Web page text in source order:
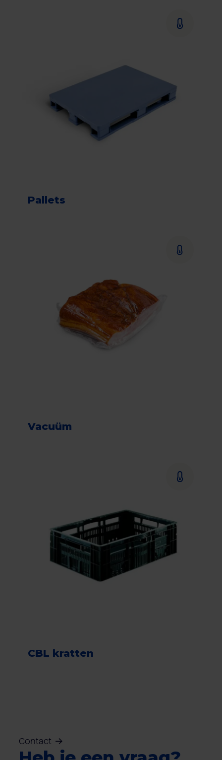
Pallets
Vacuüm
CBL kratten
Contact